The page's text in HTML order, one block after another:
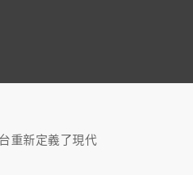
重新定義了現代